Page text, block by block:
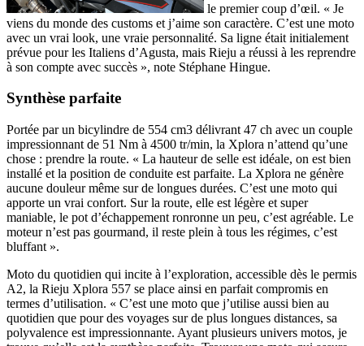
le premier coup d’œil. « Je
viens du monde des customs et j’aime son caractère. C’est une moto
avec un vrai look, une vraie personnalité. Sa ligne était initialement
prévue pour les Italiens d’Agusta, mais Rieju a réussi à les reprendre
à son compte avec succès », note Stéphane Hingue.
Synthèse parfaite
Portée par un bicylindre de 554 cm3 délivrant 47 ch avec un couple
impressionnant de 51 Nm à 4500 tr/min, la Xplora n’attend qu’une
chose : prendre la route. « La hauteur de selle est idéale, on est bien
installé et la position de conduite est parfaite. La Xplora ne génère
aucune douleur même sur de longues durées. C’est une moto qui
apporte un vrai confort. Sur la route, elle est légère et super
maniable, le pot d’échappement ronronne un peu, c’est agréable. Le
moteur n’est pas gourmand, il reste plein à tous les régimes, c’est
bluffant ».
Moto du quotidien qui incite à l’exploration, accessible dès le permis
A2, la Rieju Xplora 557 se place ainsi en parfait compromis en
termes d’utilisation. « C’est une moto que j’utilise aussi bien au
quotidien que pour des voyages sur de plus longues distances, sa
polyvalence est impressionnante. Ayant plusieurs univers motos, je